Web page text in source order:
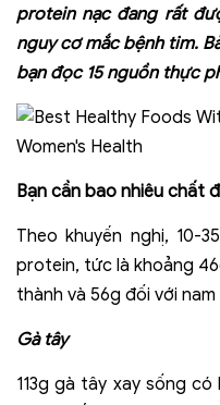
protein nạc đang rất
nguy cơ mắc bệnh tim.
bạn đọc 15 nguồn thực
Bạn cần bao nhiêu chất
Theo khuyến nghị, 10-
protein, tức là khoảng
thành và 56g đối với
Gà tây
113g gà tây xay sống